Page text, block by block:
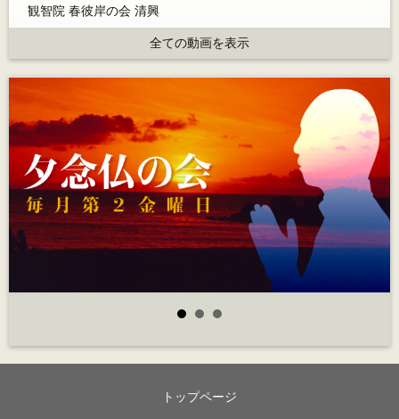
観智院 春彼岸の会 清興
全ての動画を表示
トップページ